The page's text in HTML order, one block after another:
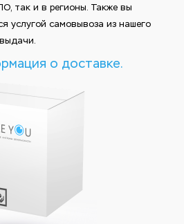
так и в регионы. Также вы
услугой самовывоза из нашего
о доставке.